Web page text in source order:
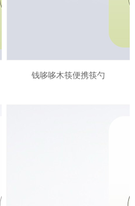
钱哆哆木筷便携筷勺